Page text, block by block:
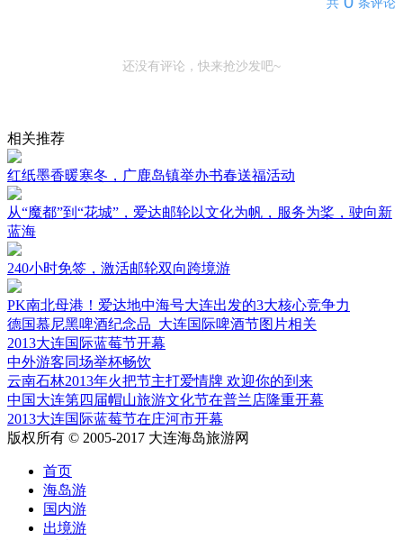
共 条评论
还没有评论，快来抢沙发吧~
相关推荐
红纸墨香暖寒冬，广鹿岛镇举办书春送福活动
从“魔都”到“花城”，爱达邮轮以文化为帆，服务为桨，驶向新
蓝海
240小时免签，激活邮轮双向跨境游
PK南北母港！爱达地中海号大连出发的3大核心竞争力
德国慕尼黑啤酒纪念品_大连国际啤酒节图片相关
2013大连国际蓝莓节开幕
中外游客同场举杯畅饮
云南石林2013年火把节主打爱情牌 欢迎你的到来
中国大连第四届帽山旅游文化节在普兰店隆重开幕
2013大连国际蓝莓节在庄河市开幕
版权所有 © 2005-2017 大连海岛旅游网
首页
海岛游
国内游
出境游